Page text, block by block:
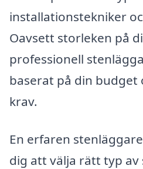
installationstekniker
Oavsett storleken på
professionell
baserat på din budget
krav.
En erfaren
dig att välja rätt typ